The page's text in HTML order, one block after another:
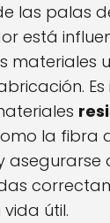
las palas
está
materiales
la fibra
asegurarse
útil.